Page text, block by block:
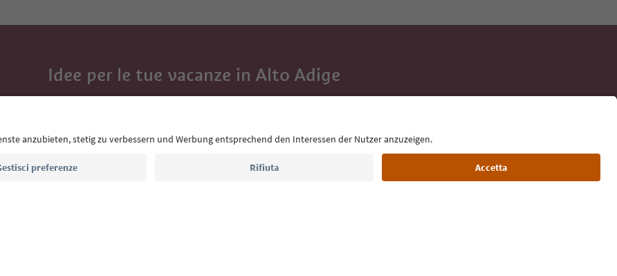
Idee per le tue vacanze in Alto Adige
Indirizzo e-mail*